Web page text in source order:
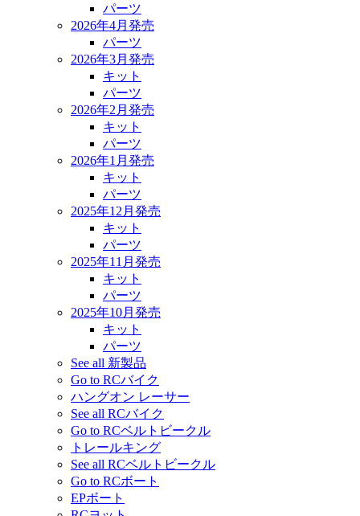
パーツ
2026年4月発売
パーツ
2026年3月発売
キット
パーツ
2026年2月発売
キット
パーツ
2026年1月発売
キット
パーツ
2025年12月発売
キット
パーツ
2025年11月発売
キット
パーツ
2025年10月発売
キット
パーツ
See all 新製品
Go to RCバイク
ハングオン レーサー
See all RCバイク
Go to RCベルトビークル
トレールキング
See all RCベルトビークル
Go to RCボート
EPボート